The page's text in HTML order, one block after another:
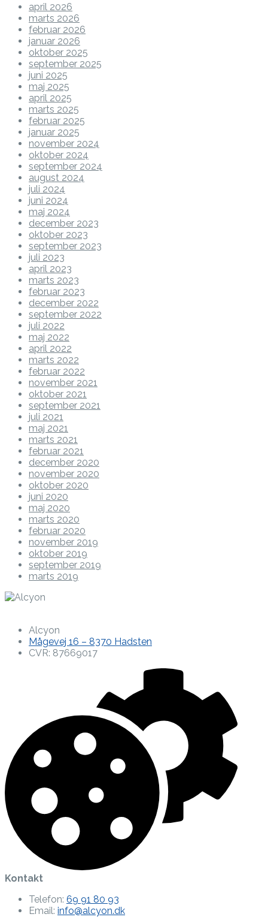
april 2026
marts 2026
februar 2026
januar 2026
oktober 2025
september 2025
juni 2025
maj 2025
april 2025
marts 2025
februar 2025
januar 2025
november 2024
oktober 2024
september 2024
august 2024
juli 2024
juni 2024
maj 2024
december 2023
oktober 2023
september 2023
juli 2023
april 2023
marts 2023
februar 2023
december 2022
september 2022
juli 2022
maj 2022
april 2022
marts 2022
februar 2022
november 2021
oktober 2021
september 2021
juli 2021
maj 2021
marts 2021
februar 2021
december 2020
november 2020
oktober 2020
juni 2020
maj 2020
marts 2020
februar 2020
november 2019
oktober 2019
september 2019
marts 2019
Alcyon
Mågevej 16 – 8370 Hadsten
CVR: 87669017
Kontakt
Telefon: 69 91 80 93
Email: info@alcyon.dk